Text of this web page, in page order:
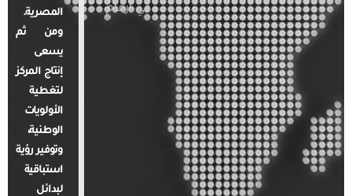
في أرقام
المصرية.
ومن ثم
يسعى
إنتاج المركز
لتغطية
الأولويات
الوطنية،
وتوفير رؤية
استباقية
لبدائل